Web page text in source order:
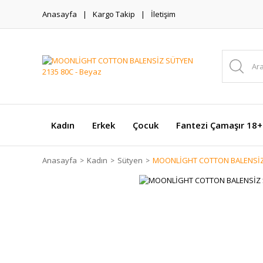
Anasayfa Kargo Takip İletişim
Kadın Erkek Çocuk Fantezi Çamaşır 18+
Anasayfa Kadın Sütyen MOONLİGHT COTTON